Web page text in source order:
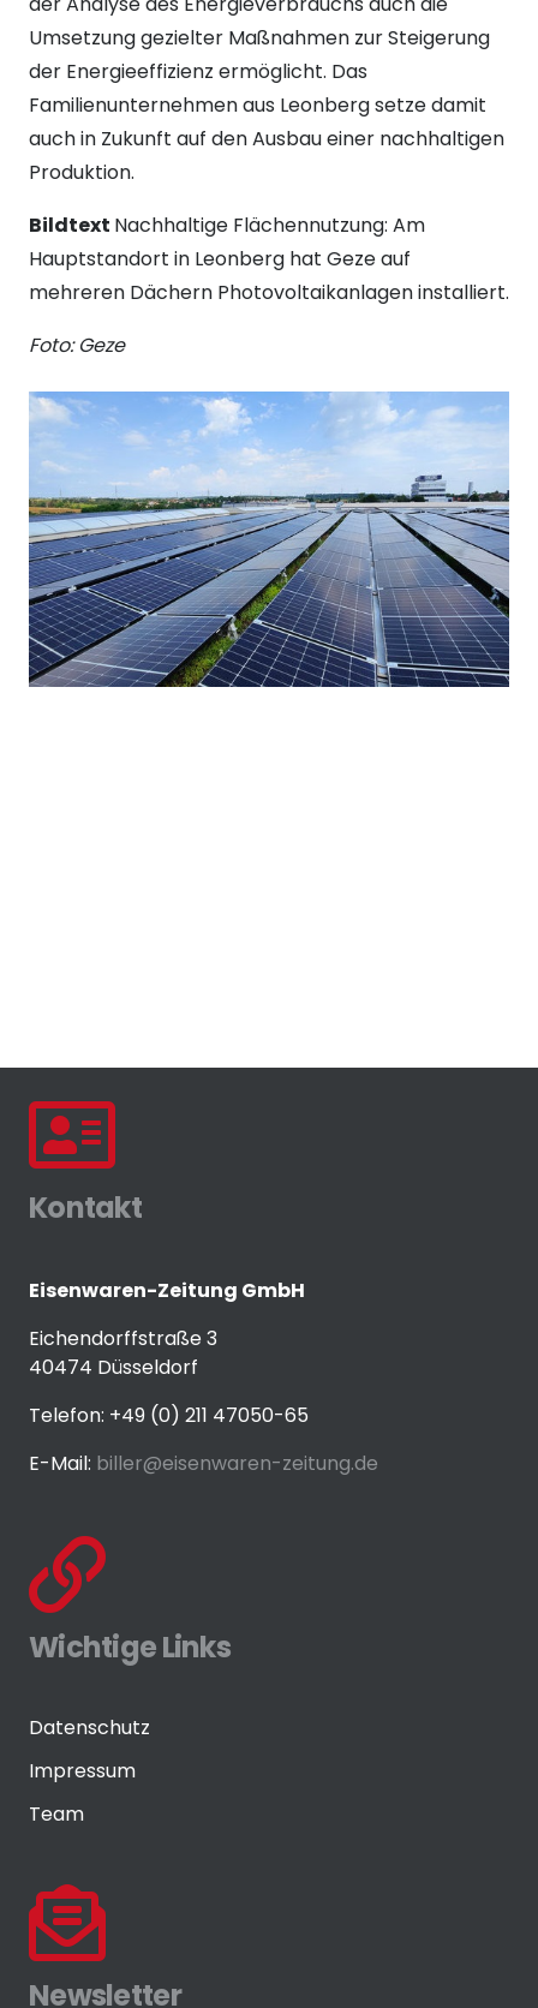
Umsetzung gezielter Maßnahmen zur Steigerung
der Energieeffizienz ermöglicht. Das
Familienunternehmen aus Leonberg setze damit
auch in Zukunft auf den Ausbau einer nachhaltigen
Produktion.
Bildtext Nachhaltige Flächennutzung: Am
Hauptstandort in Leonberg hat Geze auf
mehreren Dächern Photovoltaikanlagen installiert.
Foto: Geze
Kontakt
Eisenwaren-Zeitung GmbH
Eichendorffstraße 3
40474 Düsseldorf
Telefon: +49 (0) 211 47050-65
E-Mail: biller@eisenwaren-zeitung.de
Wichtige Links
Datenschutz
Impressum
Team
Newsletter